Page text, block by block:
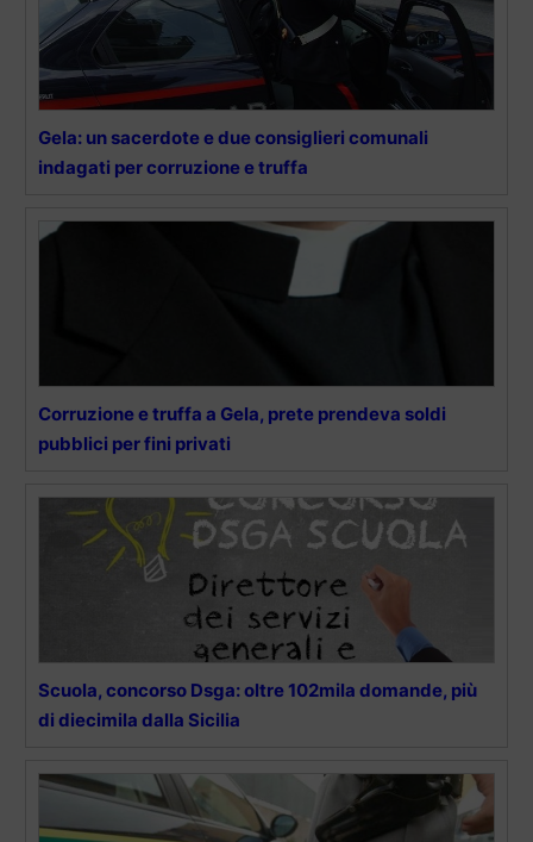
Gela: un sacerdote e due consiglieri comunali
indagati per corruzione e truffa
Corruzione e truffa a Gela, prete prendeva soldi
pubblici per fini privati
Scuola, concorso Dsga: oltre 102mila domande, più
di diecimila dalla Sicilia